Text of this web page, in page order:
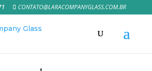
CONTATO@LARACOMPANYGLASS.COM.BR